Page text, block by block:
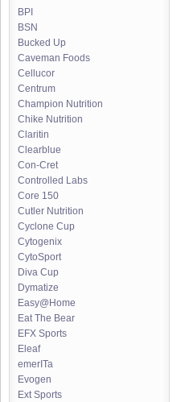
BPI
BSN
Bucked Up
Caveman Foods
Cellucor
Centrum
Champion Nutrition
Chike Nutrition
Claritin
Clearblue
Con-Cret
Controlled Labs
Core 150
Cutler Nutrition
Cyclone Cup
Cytogenix
CytoSport
Diva Cup
Dymatize
Easy@Home
Eat The Bear
EFX Sports
Eleaf
emerITa
Evogen
Ext Sports